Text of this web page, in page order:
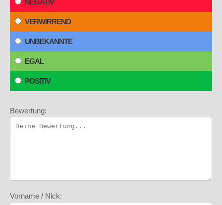
NEGATIV
VERWIRREND
UNBEKANNTE
EGAL
POSITIV
Bewertung:
Vorname / Nick: